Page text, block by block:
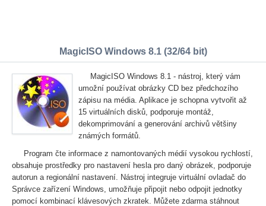
MagicISO Windows 8.1 (32/64 bit)
MagicISO Windows 8.1 - nástroj, který vám
umožní používat obrázky CD bez předchozího
zápisu na média. Aplikace je schopna vytvořit až
15 virtuálních disků, podporuje montáž,
dekomprimování a generování archivů většiny
známých formátů.
Program čte informace z namontovaných médií vysokou rychlostí,
obsahuje prostředky pro nastavení hesla pro daný obrázek, podporuje
autorun a regionální nastavení. Nástroj integruje virtuální ovladač do
Správce zařízení Windows, umožňuje připojit nebo odpojit jednotky
pomocí kombinací klávesových zkratek. Můžete zdarma stáhnout